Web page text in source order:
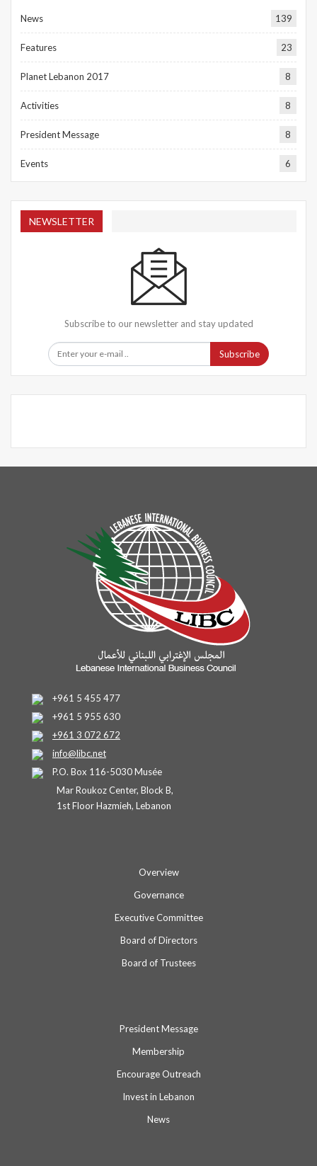
News 139
Features 23
Planet Lebanon 2017 8
Activities 8
President Message 8
Events 6
NEWSLETTER
Subscribe to our newsletter and stay updated
Subscribe
+961 5 455 477
+961 5 955 630
+961 3 072 672
info@libc.net
P.O. Box 116-5030 Musée
Mar Roukoz Center, Block B,
1st Floor Hazmieh, Lebanon
Overview
Governance
Executive Committee
Board of Directors
Board of Trustees
President Message
Membership
Encourage Outreach
Invest in Lebanon
News